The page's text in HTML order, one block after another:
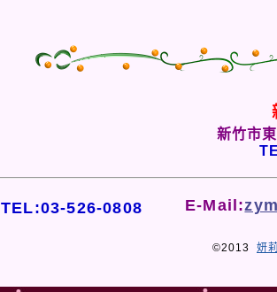
新竹市
TEL:03-526-0808 E-Mail:
©2013 妍